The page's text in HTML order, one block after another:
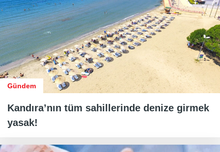
Gündem
Kandıra’nın tüm sahillerinde denize girmek
yasak!